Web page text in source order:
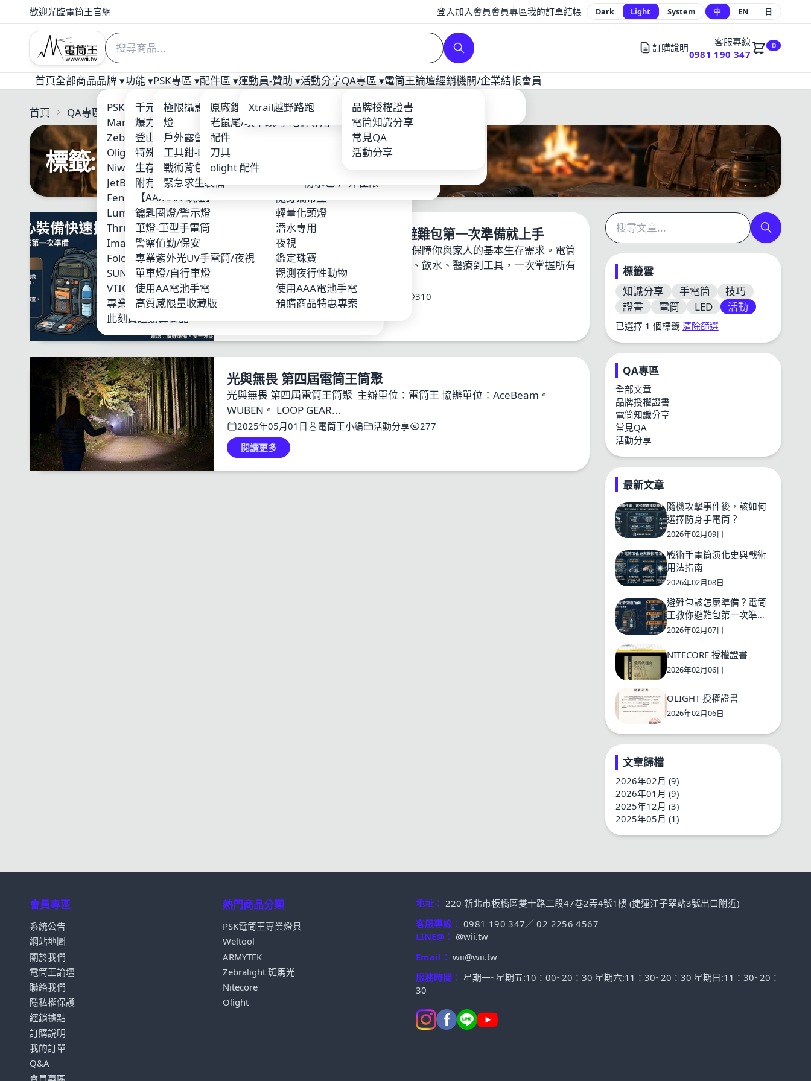
歡迎光臨電筒王官網 登入加入會員會員專區我的訂單結帳 Dark Light System 中 EN 日
訂購說明
客服專線
0981 190 347
0
首頁全部商品品牌 ▾
PSK 電筒王專業燈具
Weltool
Manker
ARMYTEK
Zebralight
Olight
Niwalker
Xeno
JetBeam
Fenix
MAXTIM 台灣製造 MIT品牌
Lumintop 雷明兔
KLARUS
ThruNite
SkilHunt
Imalent
Wuben
Folomov 浮樂木
FireFoxes FF-HID 火狐
SUNWAYFOTO
VTIGER
鋰電池_充電器
專業單車燈
其他手電
此刻買超划算商品
功能 ▾
千元以下優質入門手電筒
爆力遠射型
爆力照廣型
登山照遠-單鋰電
登山破霧-黃光
特殊光源-紅/藍/綠光
生存遊戲/警察槍燈
附有磁鐵吸附
工作燈頭燈照廣
【AA/AAA-頭燈】
隨身攜帶型
鑰匙圈燈/警示燈
輕量化頭燈
筆燈-筆型手電筒
潛水專用
警察值勤/保安
夜視
專業紫外光UV手電筒/夜視
鑑定珠寶
單車燈/自行車燈
觀測夜行性動物
使用AA電池手電
使用AAA電池手電
高質感限量收藏版
預購商品特惠專案
PSK專區 ▾
極限攝影 三角架/攝影補光
燈
戰術配件
戶外露營用品
輕量紡織品
工具鉗-Leatherman
鈦合金多功能工具-EDC
戰術背包-MOLLE系統
緊急求生裝備
防水包-戶外極限
配件區 ▾
原廠鋰電池
充電器
老鼠尾/攻擊頭/手電筒專用
配件
電筒套/手繩
刀具
鋰電池/充電器
olight 配件
運動員-贊助 ▾
Xtrail越野路跑
龍虎鳳越野
活動分享QA專區 ▾
品牌授權證書
電筒知識分享
常見QA
活動分享
電筒王論壇經銷機關/企業結帳會員
首頁 QA專區
標籤: 活動 (2 篇)
避難包該怎麼準備？電筒王教你避難包第一次準備就上手
災害發生時，完善的避難包能在第一時間保障你與家人的基本生存需求。電筒
王教你避難包第一次準備就上手，從照明、飲水、醫療到工具，一次掌握所有
必備物品。...
2026年02月07日 電筒王編輯
310
光與無畏 第四屆電筒王筒聚
光與無畏 第四屆電筒王筒聚 主辦單位：電筒王 協辦單位：AceBeam。
WUBEN。 LOOP GEAR...
2025年05月01日 電筒王小編 活動分享
277
閱讀更多
標籤雲
知識分享
手電筒
技巧
證書
電筒 LED 活動
已選擇 1 個標籤 清除篩選
QA專區
全部文章
品牌授權證書
電筒知識分享
常見QA
活動分享
最新文章
隨機攻擊事件後，該如何
選擇防身手電筒？
2026年02月09日
戰術手電筒演化史與戰術
用法指南
2026年02月08日
避難包該怎麼準備？電筒
王教你避難包第一次準備
就上手
2026年02月07日
NITECORE 授權證書
2026年02月06日
OLIGHT 授權證書
2026年02月06日
文章歸檔
2026年02月 (9)
2026年01月 (9)
2025年12月 (3)
2025年05月 (1)
會員專區
系統公告
網站地圖
關於我們
電筒王論壇
聯絡我們
隱私權保護
經銷據點
訂購說明
我的訂單
Q&A
會員專區
熱門商品分類
PSK電筒王專業燈具
Weltool
ARMYTEK
Zebralight 斑馬光
Nitecore
Olight
地址： 220 新北市板橋區雙十路二段47巷2弄4號1樓 (捷運江子翠站3號出口附近)
客服專線： 0981 190 347／02 2256 4567
LINE@： @wii.tw
Email： wii@wii.tw
服務時間： 星期一~星期五:10：00~20：30 星期六:11：30~20：30 星期日:11：30~20：
30